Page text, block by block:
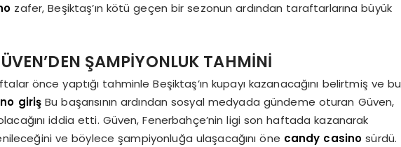
zafer, Beşiktaş’ın kötü geçen bir sezonun ardından taraftarlarına büyük
ŞAMPİYONLUK TAHMİNİ
önce yaptığı tahminle Beşiktaş’ın kupayı kazanacağını belirtmiş ve bu
giriş Bu başarısının ardından sosyal medyada gündeme oturan Güven,
iddia etti. Güven, Fenerbahçe’nin ligi son haftada kazanarak
ve böylece şampiyonluğa ulaşacağını öne candy casino sürdü.